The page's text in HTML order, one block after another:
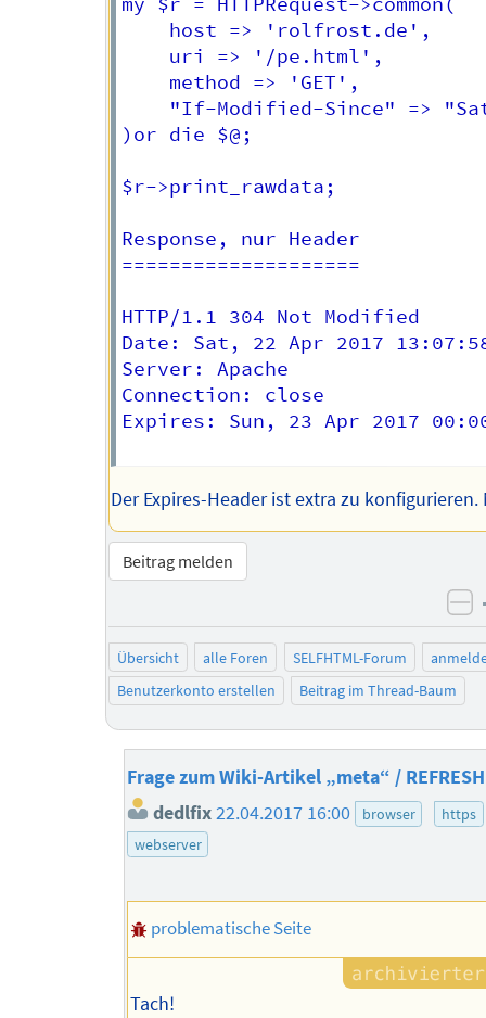
    host => 'rolfrost.de',
    uri => '/pe.html',
    method => 'GET',
"If-Modified-Since" =>
)or die $@;
$r->print_rawdata;
Response, nur Header
====================
HTTP/1.1 304 Not Modified
Date: Sat, 22 Apr 2017 13:07:58
Server: Apache
Connection: close
Expires: Sun, 23 Apr 2017
Der Expires-Header ist extra zu konfigurieren.
Beitrag melden
Übersicht alle Foren SELFHTML-Forum
Benutzerkonto erstellen
Beitrag im Thread-Baum
Frage zum Wiki-Artikel „meta“ / REFRESH
dedlfix22.04.2017 16:00 browser
https
webserver
problematische Seite
Tach!